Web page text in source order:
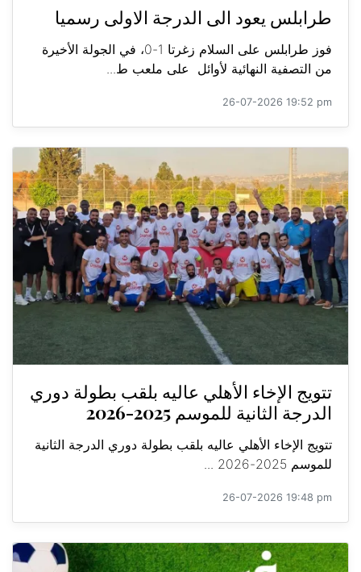
طرابلس يعود الى الدرجة الاولى رسميا
فوز طرابلس على السلام زغرتا 1-0، في الجولة الأخيرة
من التصفية النهائية لأوائل على ملعب ط...
26-07-2026 19:52 pm
تتويج الإخاء الأهلي عاليه بلقب بطولة دوري
الدرجة الثانية للموسم 2025-2026
تتويج الإخاء الأهلي عاليه بلقب بطولة دوري الدرجة الثانية
للموسم 2025-2026 ...
26-07-2026 19:48 pm